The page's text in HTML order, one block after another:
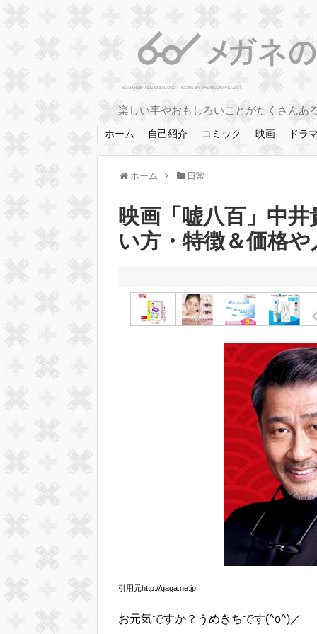
楽しい事やおもしろいことがたくさんあ
ホーム 自己紹介 コミック 映画 ドラ
ホーム 日常
映画「嘘八百」中
い方・特徴＆価格や
引用元http://gaga.ne.jp
お元気ですか？うめきちです(^o^)／